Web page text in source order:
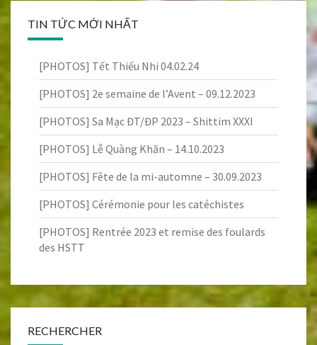
TIN TỨC MỚI NHẤT
[PHOTOS] Tết Thiếu Nhi 04.02.24
[PHOTOS] 2e semaine de l’Avent – 09.12.2023
[PHOTOS] Sa Mạc ĐT/ĐP 2023 – Shittim XXXI
[PHOTOS] Lễ Quàng Khăn – 14.10.2023
[PHOTOS] Fête de la mi-automne – 30.09.2023
[PHOTOS] Cérémonie pour les catéchistes
[PHOTOS] Rentrée 2023 et remise des foulards
des HSTT
RECHERCHER